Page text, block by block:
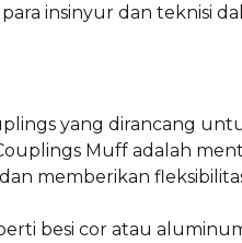
insinyur dan teknisi
yang dirancang
Muff adalah
memberikan
besi cor atau